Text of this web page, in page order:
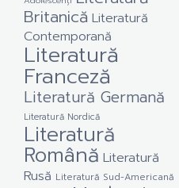
Britanică Literatură
Contemporană
Literatură
Franceză
Literatură Germană
Literatură Nordică
Literatură
Română Literatură
Rusă Literatură Sud-Americană